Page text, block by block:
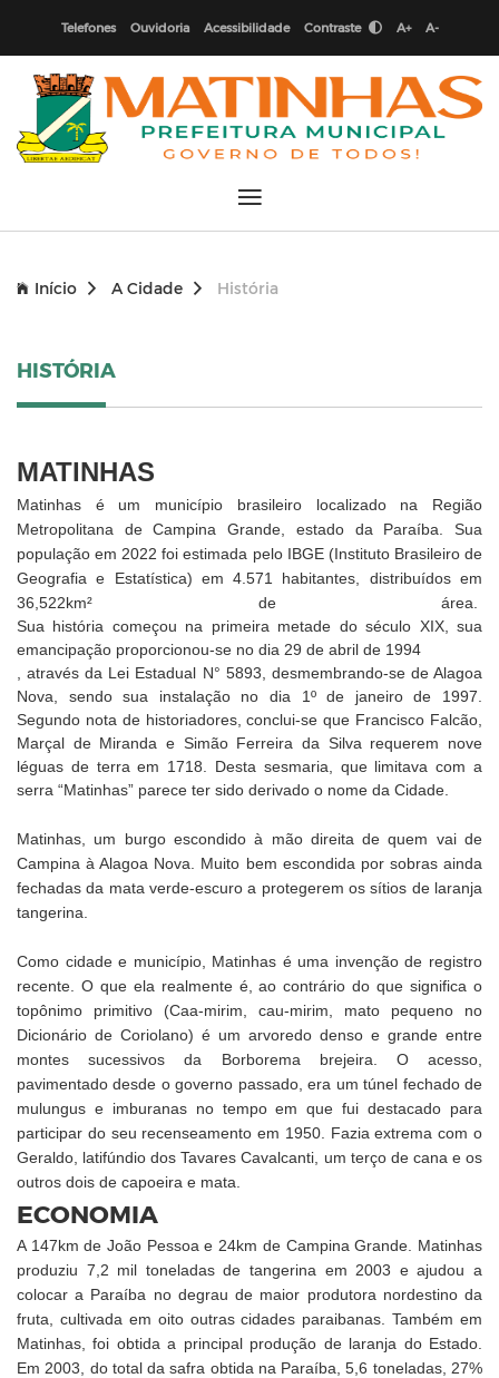
Telefones Ouvidoria Acessibilidade Contraste A+ A-
Início A Cidade História
HISTÓRIA
MATINHAS
Matinhas é um município brasileiro localizado na Região
Metropolitana de Campina Grande, estado da Paraíba. Sua
população em 2022 foi estimada pelo IBGE (Instituto Brasileiro de
Geografia e Estatística) em 4.571 habitantes, distribuídos em
36,522km² de área.
Sua história começou na primeira metade do século XIX, sua
emancipação proporcionou-se no dia 29 de abril de 1994
, através da Lei Estadual N° 5893, desmembrando-se de Alagoa
Nova, sendo sua instalação no dia 1º de janeiro de 1997.
Segundo nota de historiadores, conclui-se que Francisco Falcão,
Marçal de Miranda e Simão Ferreira da Silva requerem nove
léguas de terra em 1718. Desta sesmaria, que limitava com a
serra “Matinhas” parece ter sido derivado o nome da Cidade.
Matinhas, um burgo escondido à mão direita de quem vai de
Campina à Alagoa Nova. Muito bem escondida por sobras ainda
fechadas da mata verde-escuro a protegerem os sítios de laranja
tangerina.
Como cidade e município, Matinhas é uma invenção de registro
recente. O que ela realmente é, ao contrário do que significa o
topônimo primitivo (Caa-mirim, cau-mirim, mato pequeno no
Dicionário de Coriolano) é um arvoredo denso e grande entre
montes sucessivos da Borborema brejeira. O acesso,
pavimentado desde o governo passado, era um túnel fechado de
mulungus e imburanas no tempo em que fui destacado para
participar do seu recenseamento em 1950. Fazia extrema com o
Geraldo, latifúndio dos Tavares Cavalcanti, um terço de cana e os
outros dois de capoeira e mata.
ECONOMIA
A 147km de João Pessoa e 24km de Campina Grande. Matinhas
produziu 7,2 mil toneladas de tangerina em 2003 e ajudou a
colocar a Paraíba no degrau de maior produtora nordestino da
fruta, cultivada em oito outras cidades paraibanas. Também em
Matinhas, foi obtida a principal produção de laranja do Estado.
Em 2003, do total da safra obtida na Paraíba, 5,6 toneladas, 27%